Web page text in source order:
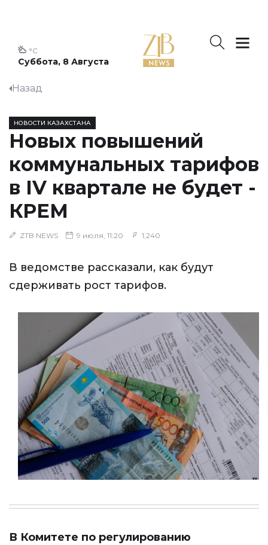
Суббота, 8 Августа
°C
Назад
НОВОСТИ КАЗАХСТАНА
Новых повышений
коммунальных тарифов
в IV квартале не будет -
КРЕМ
ZTB NEWS 9 июля, 11:20 1,240
В ведомстве рассказали, как будут
сдерживать рост тарифов.
В Комитете по регулированию